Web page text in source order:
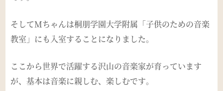
そしてMちゃんは桐朋学園大学附属「子供のための音楽
教室」にも入室することになりました。
ここから世界で活躍する沢山の音楽家が育っています
が、基本は音楽に親しむ、楽しむです。